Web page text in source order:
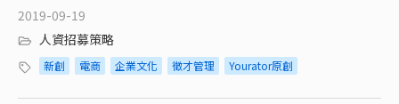
2019-09-19
人資招募策略
新創 電商 企業文化 徵才管理 Yourator原創